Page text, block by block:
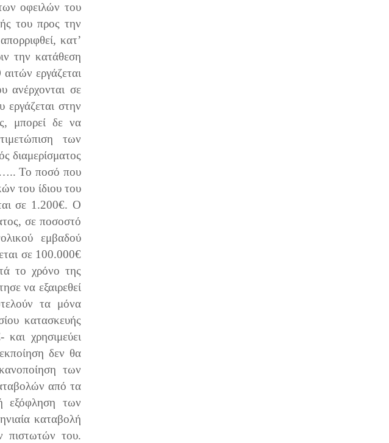
οφειλών του
του προς την
κατ’
την κατάθεση
εργάζεται
σε
εργάζεται στην
μπορεί δε να
των
διαμερίσματος
Το ποσό που
του ίδιου του
σε 1.200€. Ο
σε ποσοστό
εμβαδού
σε 100.000€
το χρόνο της
να εξαιρεθεί
τα μόνα
κατασκευής
χρησιμεύει
δεν θα
των
από τα
εξόφληση των
καταβολή
πιστωτών του.